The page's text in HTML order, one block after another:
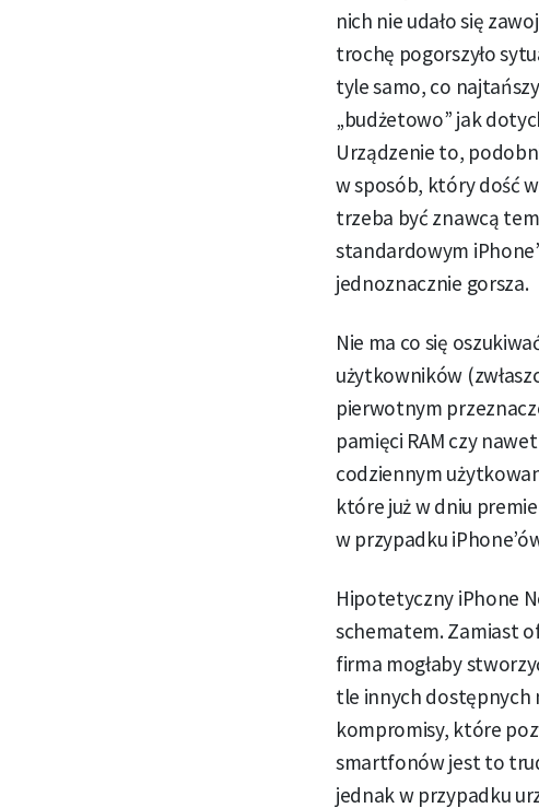
nich nie udało się
trochę pogorszyło
tyle samo, co
„budżetowo” jak
Urządzenie to,
w sposób, który dość
trzeba być znawcą
standardowym
jednoznacznie gorsza.
Nie ma co się
użytkowników
pierwotnym
pamięci RAM czy
codziennym
które już w dniu
w przypadku
Hipotetyczny iPhone
schematem. Zamiast
firma mogłaby
tle innych dostępnych
kompromisy, które
smartfonów jest to
jednak w przypadku